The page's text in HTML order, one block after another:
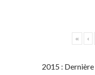
« ‹
2015 :